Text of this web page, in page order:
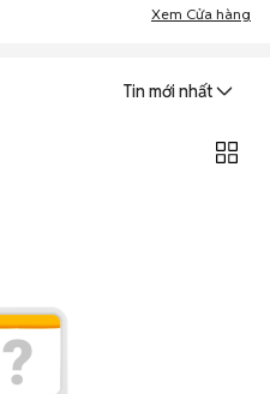
Xem Cửa hàng
Tin mới nhất